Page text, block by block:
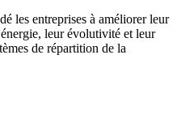
les entreprises à améliorer leur
leur évolutivité et leur
de répartition de la